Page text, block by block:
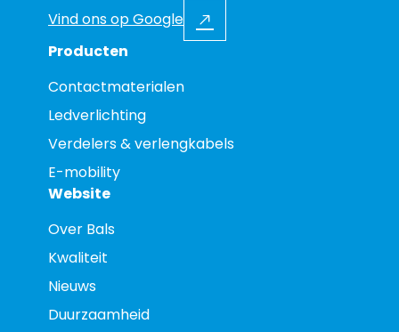
Vind ons op Google
Producten
Contactmaterialen
Ledverlichting
Verdelers & verlengkabels
E-mobility
Website
Over Bals
Kwaliteit
Nieuws
Duurzaamheid